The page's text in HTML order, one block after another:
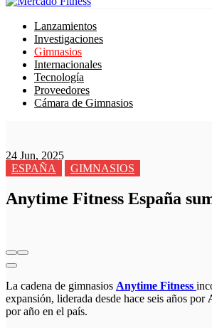
Lanzamientos
Investigaciones
Gimnasios
Internacionales
Tecnología
Proveedores
Cámara de Gimnasios
24 Jun, 2025
ESPAÑA
GIMNASIOS
Anytime Fitness España
La cadena de gimnasios Anytime Fitness
expansión, liderada desde hace seis años por
por año en el país.